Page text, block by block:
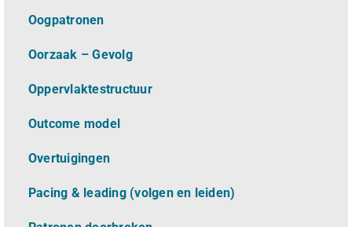
Oogpatronen
Oorzaak – Gevolg
Oppervlaktestructuur
Outcome model
Overtuigingen
Pacing & leading (volgen en leiden)